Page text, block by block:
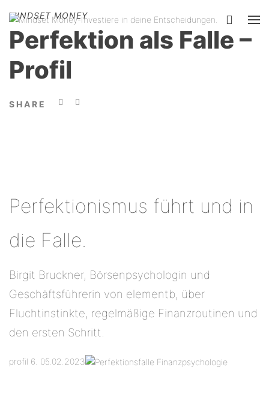
MINDSET MONEY
Perfektion als Falle –
Profil
SHARE
Perfektionismus führt und in
die Falle.
Birgit Bruckner, Börsenpsychologin und
Geschäftsführerin von elementb, über
Fluchtinstinkte, regelmäßige Finanzroutinen und
den ersten Schritt.
profil 6. 05.02.2023